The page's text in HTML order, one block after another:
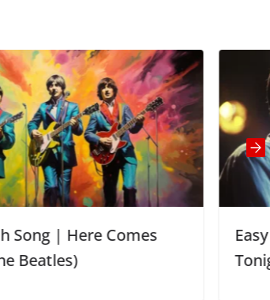
Easy English Song | In the Air
Tonight (Phil Collins)